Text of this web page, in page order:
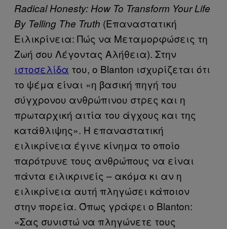
Radical Honesty: How To Transform Your Life
By Telling The Truth (Επαναστατική
Ειλικρίνεια: Πώς να Μεταμορφώσεις τη
Ζωή σου Λέγοντας Αλήθεια). Στην
ιστοσελίδα του, ο Blanton ισχυρίζεται ότι
το ψέμα είναι «η βασική πηγή του
σύγχρονου ανθρώπινου στρες και η
πρωταρχική αιτία του άγχους και της
κατάθλιψης». Η επαναστατική
ειλικρίνεια έγινε κίνημα το οποίο
παρότρυνε τους ανθρώπους να είναι
πάντα ειλικρινείς – ακόμα κι αν η
ειλικρίνεια αυτή πληγώσει κάποιον
στην πορεία. Όπως γράφει ο Blanton:
«Σας συνιστώ να πληγώνετε τους